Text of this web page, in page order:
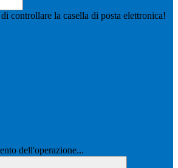
controllare la casella di posta elettronica!
dell'operazione...